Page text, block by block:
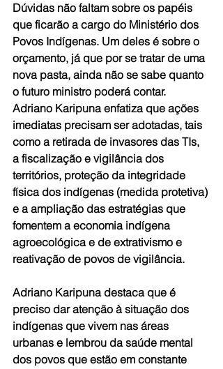
Dúvidas não faltam sobre os papéis
que ficarão a cargo do Ministério dos
Povos Indígenas. Um deles é sobre o
orçamento, já que por se tratar de uma
nova pasta, ainda não se sabe quanto
o futuro ministro poderá contar.
Adriano Karipuna enfatiza que ações
imediatas precisam ser adotadas, tais
como a retirada de invasores das TIs,
a fiscalização e vigilância dos
territórios, proteção da integridade
física dos indígenas (medida protetiva)
e a ampliação das estratégias que
fomentem a economia indígena
agroecológica e de extrativismo e
reativação de povos de vigilância.
Adriano Karipuna destaca que é
preciso dar atenção à situação dos
indígenas que vivem nas áreas
urbanas e lembrou da saúde mental
dos povos que estão em constante